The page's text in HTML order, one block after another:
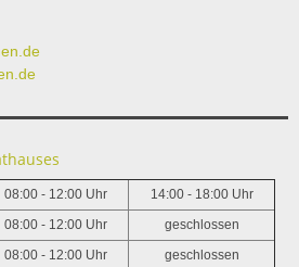
08:00 - 12:00 Uhr 14:00 - 18:00 Uhr
08:00 - 12:00 Uhr geschlossen
08:00 - 12:00 Uhr geschlossen